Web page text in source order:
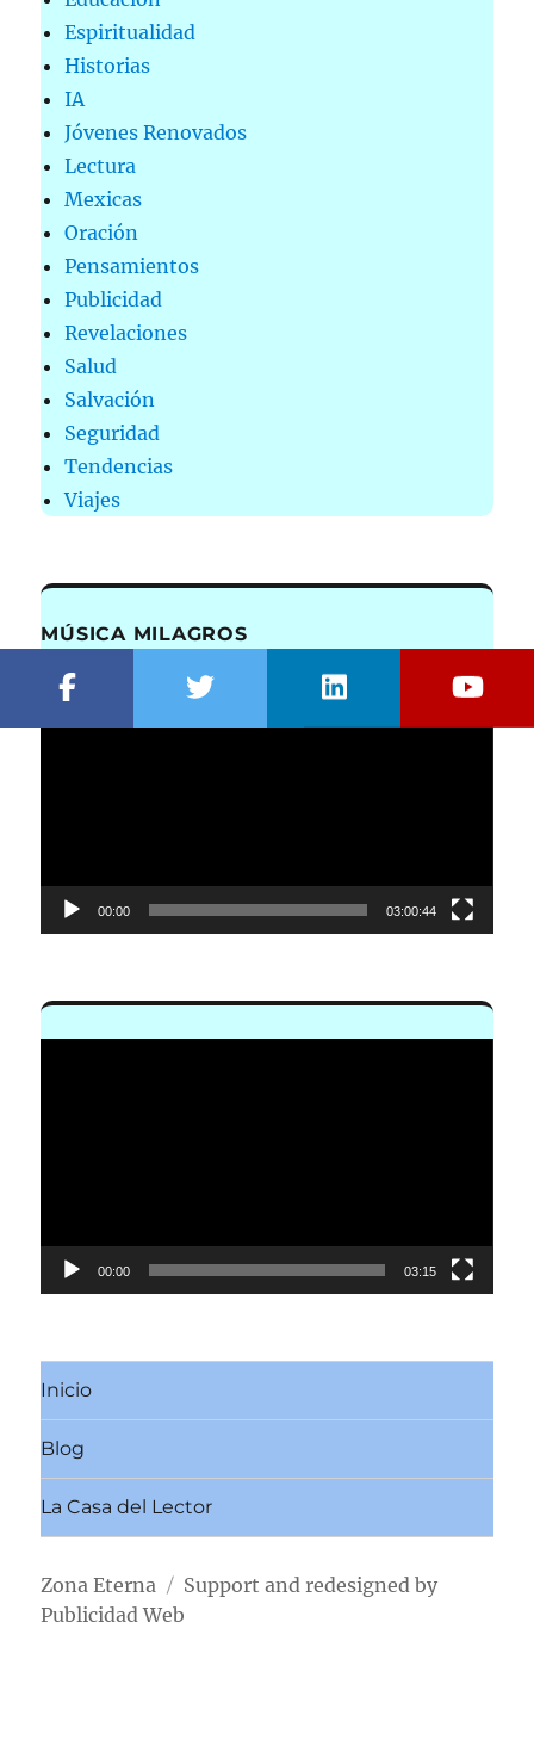
Espiritualidad
Historias
IA
Jóvenes Renovados
Lectura
Mexicas
Oración
Pensamientos
Publicidad
Revelaciones
Salud
Salvación
Seguridad
Tendencias
Viajes
MÚSICA MILAGROS
Reproductor
de
00:00 03:00:44
00:00 03:15
Inicio
Blog
La Casa del Lector
Zona Eterna
Support and redesigned by
Publicidad Web